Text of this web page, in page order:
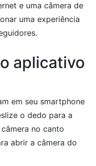
e uma câmera de
uma experiência
aplicativo
em seu smartphone
o dedo para a
no canto
abrir a câmera do